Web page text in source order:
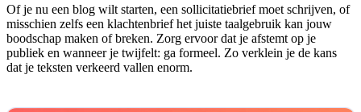
Of je nu een blog wilt starten, een sollicitatiebrief moet schrijven, of
misschien zelfs een klachtenbrief het juiste taalgebruik kan jouw
boodschap maken of breken. Zorg ervoor dat je afstemt op je
publiek en wanneer je twijfelt: ga formeel. Zo verklein je de kans
dat je teksten verkeerd vallen enorm.